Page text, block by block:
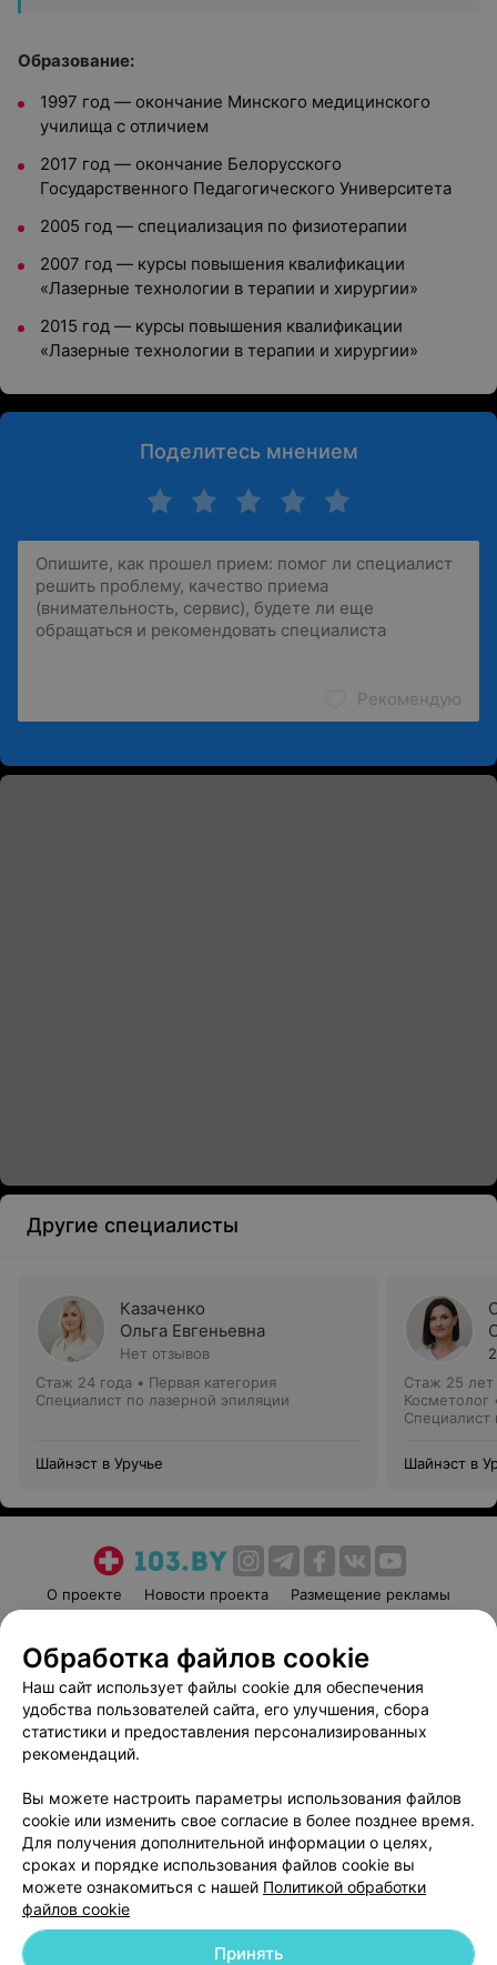
Образование:
1997 год — окончание Минского медицинского
училища с отличием
2017 год — окончание Белорусского
Государственного Педагогического Университета
2005 год — специализация по физиотерапии
2007 год — курсы повышения квалификации
«Лазерные технологии в терапии и хирургии»
2015 год — курсы повышения квалификации
«Лазерные технологии в терапии и хирургии»
Поделитесь мнением
Рекомендую
Другие специалисты
Казаченко
Ольга Евгеньевна
Нет отзывов
Стаж 24 года • Первая категория
Специалист по лазерной эпиляции
Шайнэст в Уручье
Стаж 25 лет
Косметолог
Специалист
Шайнэст в
О проекте Новости проекта
Размещение рекламы
Пользовательское соглашение
Способы оплаты
Вакансии
Партнеры
Написать руководителю 103.by
Обработка персональных данных
Обработка файлов cookie
Наш сайт использует файлы cookie для обеспечения
удобства пользователей сайта, его улучшения, сбора
статистики и предоставления персонализированных
рекомендаций.
Вы можете настроить параметры использования файлов
cookie или изменить свое согласие в более позднее время.
Для получения дополнительной информации о целях,
сроках и порядке использования файлов cookie вы
можете ознакомиться с нашей Политикой обработки
файлов cookie
Принять